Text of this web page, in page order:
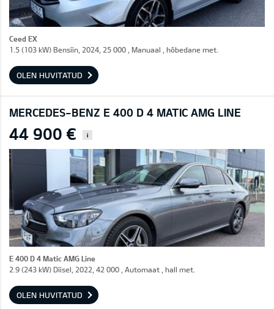
Ceed EX
1.5 (103 kW) Bensiin, 2024, 25 000 , Manuaal , hõbedane met.
OLEN HUVITATUD
MERCEDES-BENZ E 400 D 4 MATIC AMG LINE
44 900 € i
E 400 D 4 Matic AMG Line
2.9 (243 kW) Diisel, 2022, 42 000 , Automaat , hall met.
OLEN HUVITATUD